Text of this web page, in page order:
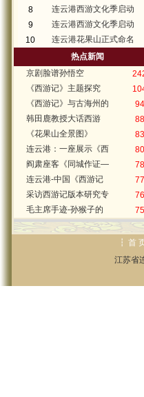
8
连云港西游文化季启动
9
连云港西游文化季启动
10
连云港花果山正式命名
热点新闻
京剧脸谱孙悟空
《西游记》主题探究
《西游记》与古海州的
韩田鹿教授大话西游
《花果山全景图》
连云港：一座展示《西
阎肃座客《同城作证—
连云港-中国《西游记
采访西游记版本研究专
毛主席手迹-孙猴子的
┇ 首
江苏省